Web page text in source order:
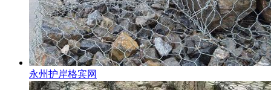
永州护岸格宾网